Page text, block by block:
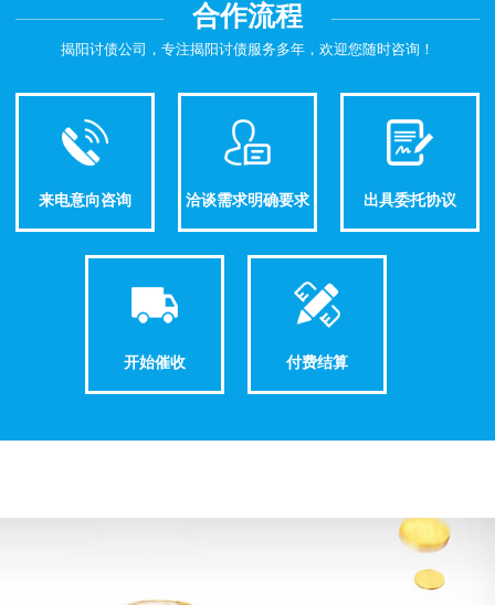
合作流程
揭阳讨债公司，专注揭阳讨债服务多年，欢迎您随时咨询！
来电意向咨询 洽谈需求明确要求 出具委托协议
开始催收 付费结算